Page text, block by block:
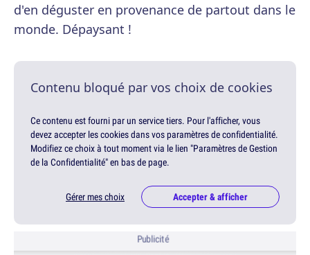
d'en déguster en provenance de partout dans le
monde. Dépaysant !
Contenu bloqué par vos choix de cookies
Ce contenu est fourni par un service tiers. Pour l'afficher, vous
devez accepter les cookies dans vos paramètres de confidentialité.
Modifiez ce choix à tout moment via le lien "Paramètres de Gestion
de la Confidentialité" en bas de page.
Gérer mes choix Accepter & afficher
Publicité